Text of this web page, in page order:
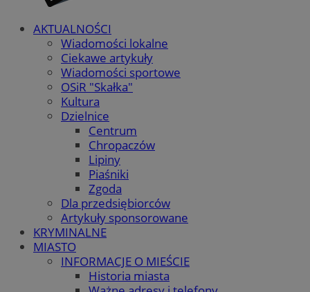
AKTUALNOŚCI
Wiadomości lokalne
Ciekawe artykuły
Wiadomości sportowe
OSiR "Skałka"
Kultura
Dzielnice
Centrum
Chropaczów
Lipiny
Piaśniki
Zgoda
Dla przedsiębiorców
Artykuły sponsorowane
KRYMINALNE
MIASTO
INFORMACJE O MIEŚCIE
Historia miasta